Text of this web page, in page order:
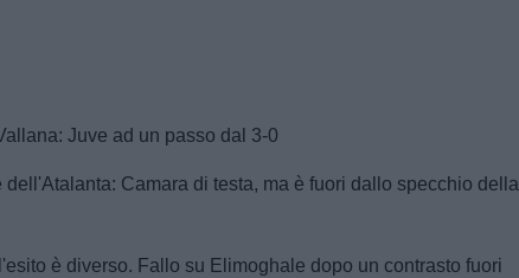
Juve ad un passo dal 3-0
Camara di testa, ma è fuori dallo specchio della
è diverso. Fallo su Elimoghale dopo un contrasto fuori